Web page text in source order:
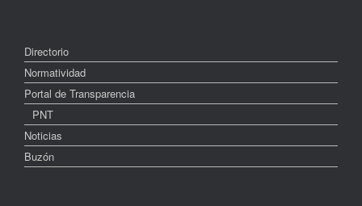
Directorio
Normatividad
Portal de Transparencia
PNT
Noticias
Buzón